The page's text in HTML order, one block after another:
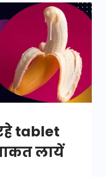
tablet
लायें